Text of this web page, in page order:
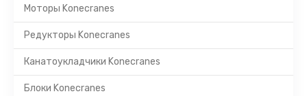
Моторы Konecranes
Редукторы Konecranes
Канатоукладчики Konecranes
Блоки Konecranes